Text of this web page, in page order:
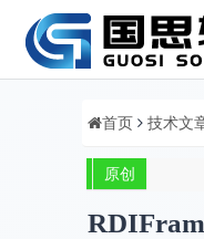
首页 技术文
原创